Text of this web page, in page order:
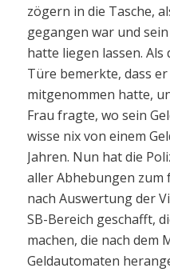
zögern in die Tasche,
gegangen war und
hatte liegen lassen.
Türe bemerkte, dass
mitgenommen hatte,
Frau fragte, wo sein
wisse nix von einem
Jahren. Nun hat die
aller Abhebungen
nach Auswertung der
SB-Bereich geschafft,
machen, die nach dem
Geldautomaten